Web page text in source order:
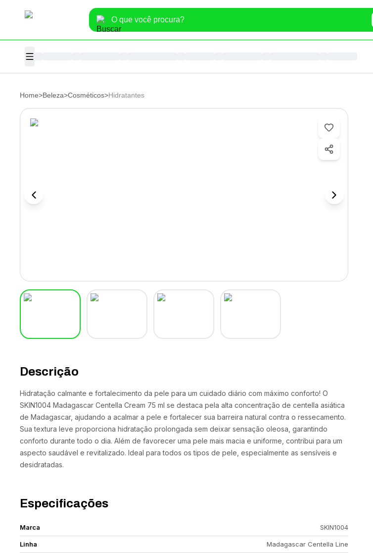
Home>Beleza>Cosméticos>Hidratantes
Descrição
Hidratação calmante e fortalecimento da pele para um cuidado diário com máximo conforto! O
SKIN1004 Madagascar Centella Cream 75 ml se destaca pela alta concentração de centella asiática
de Madagascar, ajudando a acalmar a pele e fortalecer sua barreira natural contra o ressecamento.
Sua textura leve proporciona hidratação prolongada sem deixar sensação oleosa, garantindo
conforto durante todo o dia. Além de favorecer uma pele mais macia e uniforme, contribui para um
aspecto saudável e revitalizado. Ideal para todos os tipos de pele, especialmente as sensíveis e
desidratadas.
Especificações
Marca SKIN1004
Linha Madagascar Centella Line